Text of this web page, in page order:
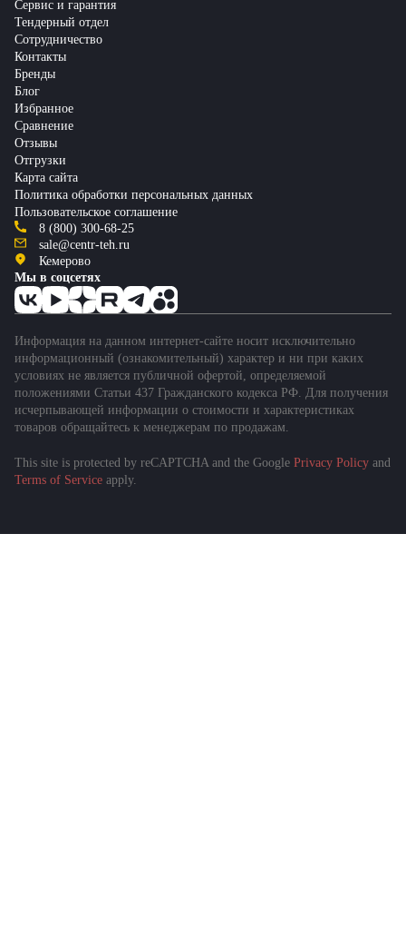
Сервис и гарантия
Тендерный отдел
Сотрудничество
Контакты
Бренды
Блог
Избранное
Сравнение
Отзывы
Отгрузки
Карта сайта
Политика обработки персональных данных
Пользовательское соглашение
8 (800) 300-68-25
sale@centr-teh.ru
Кемерово
Мы в соцсетях
Информация на данном интернет-сайте носит исключительно
информационный (ознакомительный) характер и ни при каких
условиях не является публичной офертой, определяемой
положениями Статьи 437 Гражданского кодекса РФ. Для получения
исчерпывающей информации о стоимости и характеристиках
товаров обращайтесь к менеджерам по продажам.
This site is protected by reCAPTCHA and the Google Privacy Policy and
Terms of Service apply.